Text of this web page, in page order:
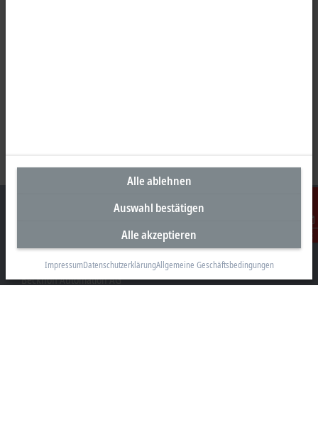
Kontakt
Unternehmenszentrale Schweiz
Beckhoff Automation AG
Alle ablehnen
Auswahl bestätigen
Alle akzeptieren
ImpressumDatenschutzerklärungAllgemeine Geschäftsbedingungen